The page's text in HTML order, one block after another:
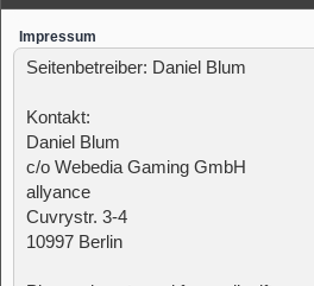
Impressum
Seitenbetreiber: Daniel Blum
Kontakt:
Daniel Blum
c/o Webedia Gaming GmbH
allyance
Cuvrystr. 3-4
10997 Berlin